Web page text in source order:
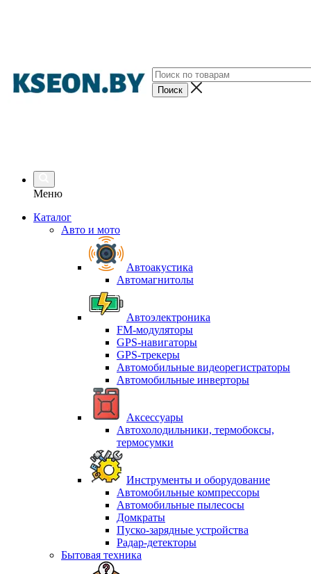
Меню
Каталог
Авто и мото
Автоакустика
Автомагнитолы
Автоэлектроника
FM-модуляторы
GPS-навигаторы
GPS-трекеры
Автомобильные видеорегистраторы
Автомобильные инверторы
Аксессуары
Автохолодильники, термобоксы,
термосумки
Инструменты и оборудование
Автомобильные компрессоры
Автомобильные пылесосы
Домкраты
Пуско-зарядные устройства
Радар-детекторы
Бытовая техника